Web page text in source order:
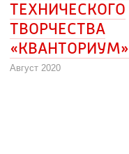
ТЕХНИЧЕСКОГО
ТВОРЧЕСТВА
«КВАНТОРИУМ»
Август 2020